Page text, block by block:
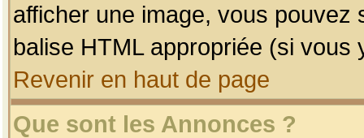
afficher une image, vous pouvez
balise HTML appropriée (si vous
Revenir en haut de page
Que sont les Annonces ?